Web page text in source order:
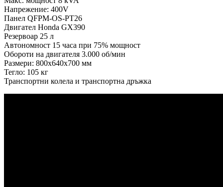
Напрежение: 400V
Панел QFPM-OS-PT26
Двигател Honda GX390
Резервоар 25 л
Автономност 15 часа при 75% мощност
Обороти на двигателя 3.000 об/мин
Размери: 800х640х700 мм
Тегло: 105 кг
Транспортни колела и транспортна дръжка